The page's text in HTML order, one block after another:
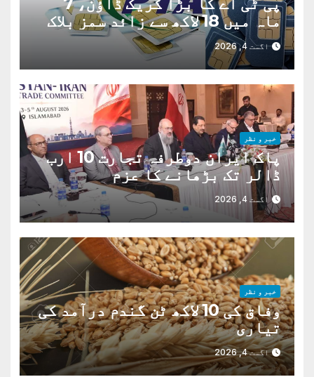
ماہ میں 18 لاکھ سے زائد سمز بلاک
اگست 4, 2026
خبر و نظر
پاک ایران دوطرفہ تجارت 10 ارب
ڈالر تک بڑھانے کا عزم
اگست 4, 2026
خبر و نظر
وفاق کی 10 لاکھ ٹن گندم درآمد کی
تیاری
اگست 4, 2026